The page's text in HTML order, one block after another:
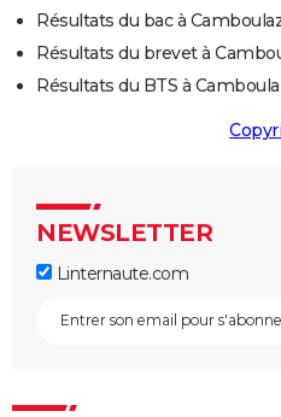
Résultats du bac à
Résultats du brevet à
Résultats du BTS à
NEWSLETTER
Linternaute.com